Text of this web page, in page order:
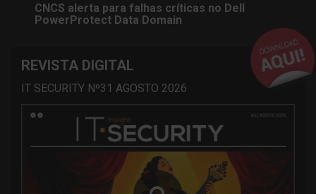
CNCS alerta para falhas críticas no Dell
PowerProtect Data Domain
REVISTA DIGITAL
IT SECURITY Nº31 AGOSTO 2026